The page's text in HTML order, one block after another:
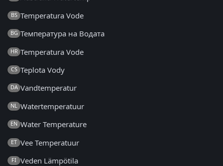
BS Temperatura Vode
BG Температура на Водата
HR Temperatura Vode
CS Teplota Vody
DA Vandtemperatur
NL Watertemperatuur
EN Water Temperature
ET Vee Temperatuur
FI Veden Lämpötila